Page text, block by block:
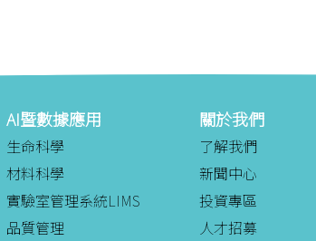
AI暨數據應用
生命科學
材料科學
實驗室管理系統LIMS
品質管理
關於我們
了解我們
新聞中心
投資專區
人才招募